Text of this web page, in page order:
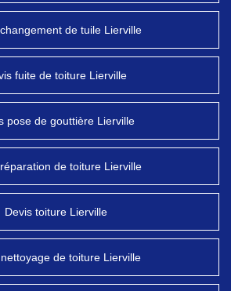
de tuile Lierville
fuite de toiture Lierville
pose de gouttière Lierville
de toiture Lierville
Devis toiture Lierville
de toiture Lierville